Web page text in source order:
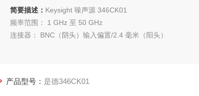
简要描述： Keysight 噪声源 346CK01
频率范围： 1 GHz 至 50 GHz
连接器： BNC（阴头）输入偏置/2.4 毫米（阳头）
产品型号： 是德346CK01